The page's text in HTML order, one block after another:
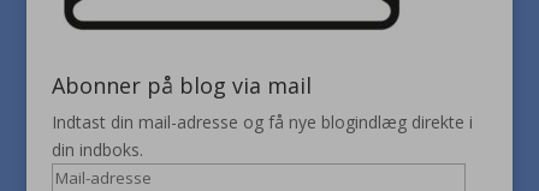
Abonner på blog via mail
Indtast din mail-adresse og få nye blogindlæg direkte i
din indboks.
Mail-